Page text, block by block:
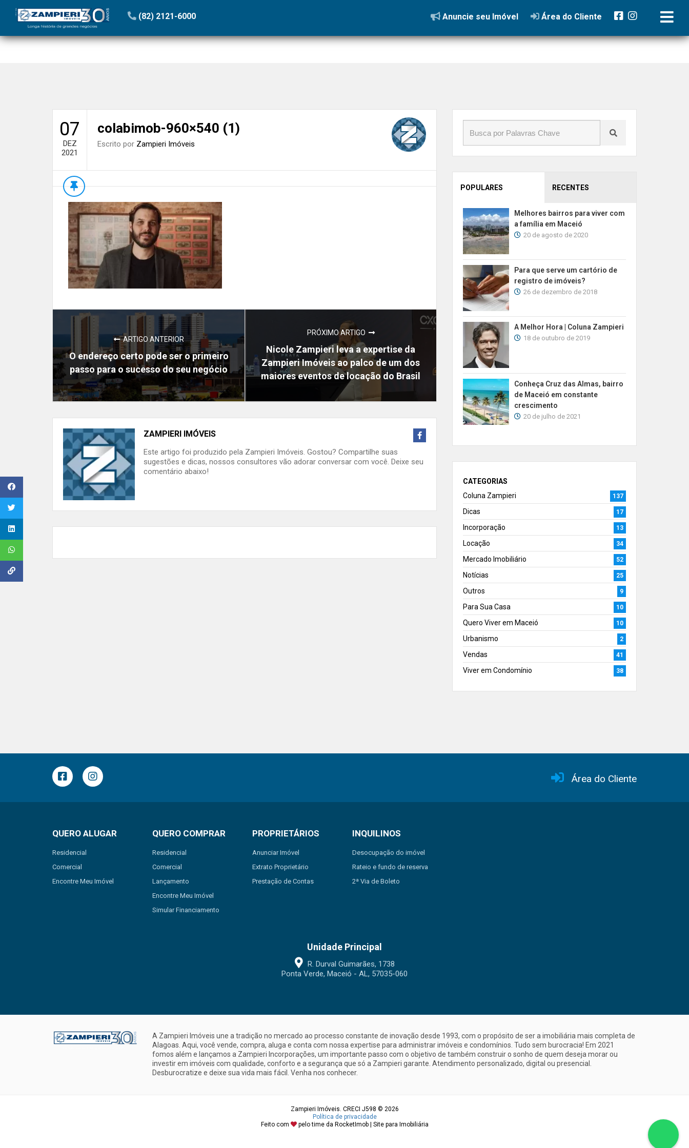
(82) 2121-6000 Anuncie seu Imóvel Área do Cliente
Início»Blog»Economia Digital | Coluna Zampieri
07
DEZ
2021
colabimob-960×540 (1)
Escrito por Zampieri Imóveis
ARTIGO ANTERIOR
O endereço certo pode ser o primeiro
passo para o sucesso do seu negócio
PRÓXIMO ARTIGO
Nicole Zampieri leva a expertise da
Zampieri Imóveis ao palco de um dos
maiores eventos de locação do Brasil
ZAMPIERI IMÓVEIS
Este artigo foi produzido pela Zampieri Imóveis. Gostou? Compartilhe suas
sugestões e dicas, nossos consultores vão adorar conversar com você. Deixe seu
comentário abaixo!
POPULARES RECENTES
Melhores bairros para viver com
a família em Maceió
20 de agosto de 2020
Para que serve um cartório de
registro de imóveis?
26 de dezembro de 2018
A Melhor Hora | Coluna Zampieri
18 de outubro de 2019
Conheça Cruz das Almas, bairro
de Maceió em constante
crescimento
20 de julho de 2021
CATEGORIAS
Coluna Zampieri
137
Dicas 17
Incorporação 13
Locação 34
Mercado Imobiliário 52
Notícias 25
Outros 9
Para Sua Casa 10
Quero Viver em Maceió 10
Urbanismo 2
Vendas 41
Viver em Condomínio 38
Área do Cliente
QUERO ALUGAR
Residencial
Comercial
Encontre Meu Imóvel
QUERO COMPRAR
Residencial
Comercial
Lançamento
Encontre Meu Imóvel
Simular Financiamento
PROPRIETÁRIOS
Anunciar Imóvel
Extrato Proprietário
Prestação de Contas
INQUILINOS
Desocupação do imóvel
Rateio e fundo de reserva
2ª Via de Boleto
Unidade Principal
R. Durval Guimarães, 1738
Ponta Verde, Maceió - AL, 57035-060
A Zampieri Imóveis une a tradição no mercado ao processo constante de inovação desde 1993, com o propósito de ser a imobiliária mais completa de
Alagoas. Aqui, você vende, compra, aluga e conta com nossa expertise para administrar imóveis e condomínios. Tudo sem burocracia! Em 2021
fomos além e lançamos a Zampieri Incorporações, um importante passo com o objetivo de também construir o sonho de quem deseja morar ou
investir em imóveis com qualidade, conforto e a segurança que só a Zampieri garante. Atendimento personalizado, digital ou presencial.
Desburocratize e deixe sua vida mais fácil. Venha nos conhecer.
Zampieri Imóveis. CRECI J598 © 2026
Política de privacidade
Feito com
pelo time da RocketImob | Site para Imobiliária